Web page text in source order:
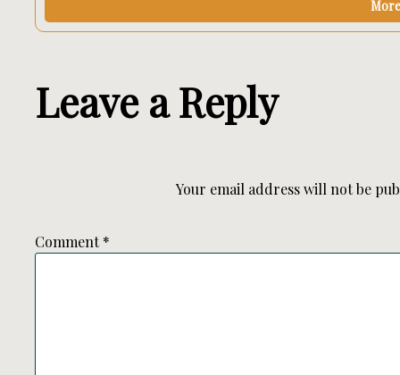
Leave a Reply
Your email address will not be
Comment*